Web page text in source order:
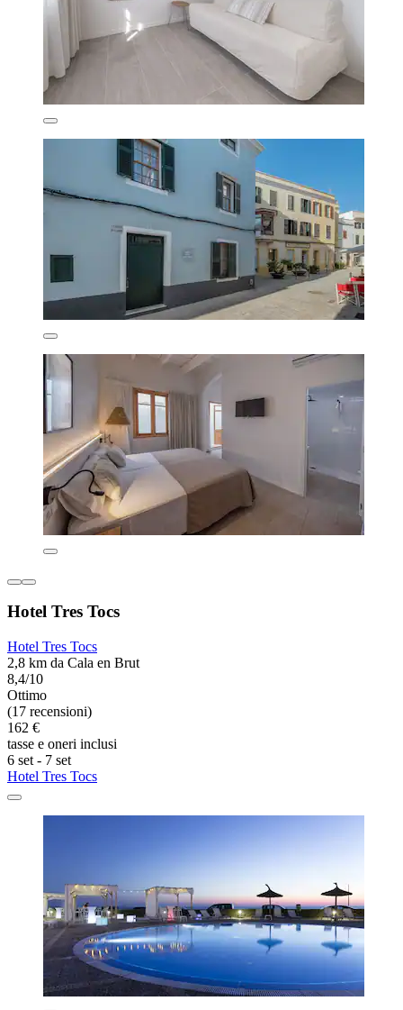
Hotel Tres Tocs
Hotel Tres Tocs
2,8 km da Cala en Brut
8,4/10
Ottimo
(17 recensioni)
162 €
tasse e oneri inclusi
6 set - 7 set
Hotel Tres Tocs